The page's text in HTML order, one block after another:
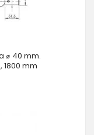
⌀ 40 mm.
1800 mm